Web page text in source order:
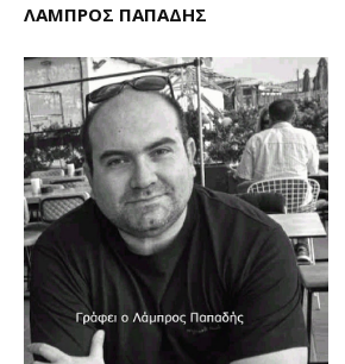
ΛΑΜΠΡΟΣ ΠΑΠΑΔΗΣ